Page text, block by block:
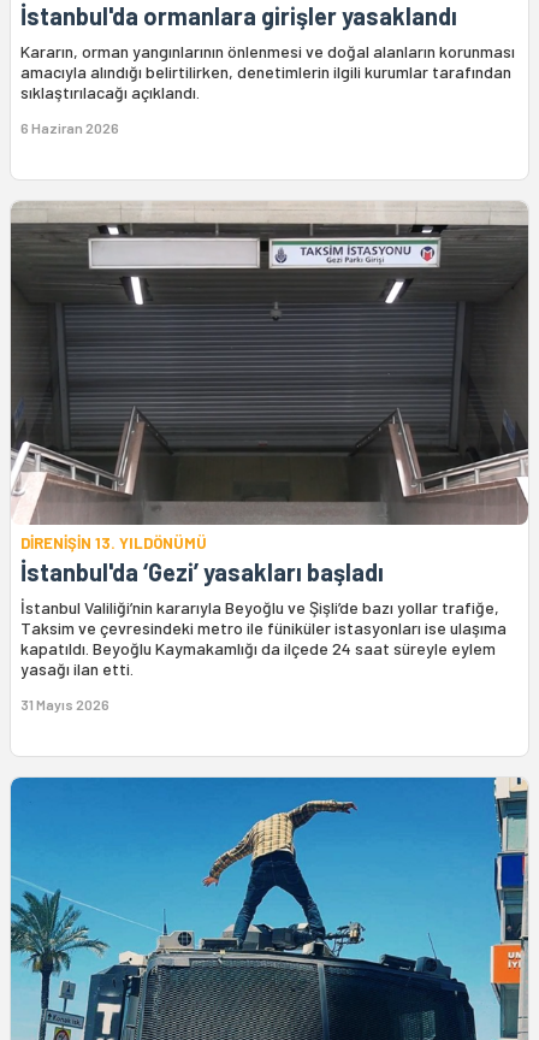
İstanbul'da ormanlara girişler yasaklandı
Kararın, orman yangınlarının önlenmesi ve doğal alanların korunması
amacıyla alındığı belirtilirken, denetimlerin ilgili kurumlar tarafından
sıklaştırılacağı açıklandı.
6 Haziran 2026
DİRENİŞİN 13. YILDÖNÜMÜ
İstanbul'da ‘Gezi’ yasakları başladı
İstanbul Valiliği’nin kararıyla Beyoğlu ve Şişli’de bazı yollar trafiğe,
Taksim ve çevresindeki metro ile füniküler istasyonları ise ulaşıma
kapatıldı. Beyoğlu Kaymakamlığı da ilçede 24 saat süreyle eylem
yasağı ilan etti.
31 Mayıs 2026